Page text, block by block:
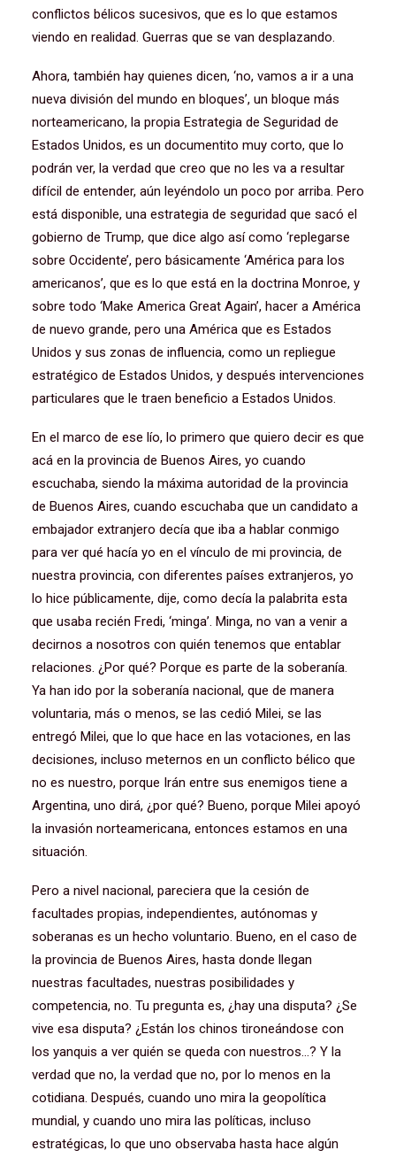
conflictos bélicos sucesivos, que es lo que estamos
viendo en realidad. Guerras que se van desplazando.
Ahora, también hay quienes dicen, ‘no, vamos a ir a una
nueva división del mundo en bloques’, un bloque más
norteamericano, la propia Estrategia de Seguridad de
Estados Unidos, es un documentito muy corto, que lo
podrán ver, la verdad que creo que no les va a resultar
difícil de entender, aún leyéndolo un poco por arriba. Pero
está disponible, una estrategia de seguridad que sacó el
gobierno de Trump, que dice algo así como ‘replegarse
sobre Occidente’, pero básicamente ‘América para los
americanos’, que es lo que está en la doctrina Monroe, y
sobre todo ‘Make America Great Again’, hacer a América
de nuevo grande, pero una América que es Estados
Unidos y sus zonas de influencia, como un repliegue
estratégico de Estados Unidos, y después intervenciones
particulares que le traen beneficio a Estados Unidos.
En el marco de ese lío, lo primero que quiero decir es que
acá en la provincia de Buenos Aires, yo cuando
escuchaba, siendo la máxima autoridad de la provincia
de Buenos Aires, cuando escuchaba que un candidato a
embajador extranjero decía que iba a hablar conmigo
para ver qué hacía yo en el vínculo de mi provincia, de
nuestra provincia, con diferentes países extranjeros, yo
lo hice públicamente, dije, como decía la palabrita esta
que usaba recién Fredi, ‘minga’. Minga, no van a venir a
decirnos a nosotros con quién tenemos que entablar
relaciones. ¿Por qué? Porque es parte de la soberanía.
Ya han ido por la soberanía nacional, que de manera
voluntaria, más o menos, se las cedió Milei, se las
entregó Milei, que lo que hace en las votaciones, en las
decisiones, incluso meternos en un conflicto bélico que
no es nuestro, porque Irán entre sus enemigos tiene a
Argentina, uno dirá, ¿por qué? Bueno, porque Milei apoyó
la invasión norteamericana, entonces estamos en una
situación.
Pero a nivel nacional, pareciera que la cesión de
facultades propias, independientes, autónomas y
soberanas es un hecho voluntario. Bueno, en el caso de
la provincia de Buenos Aires, hasta donde llegan
nuestras facultades, nuestras posibilidades y
competencia, no. Tu pregunta es, ¿hay una disputa? ¿Se
vive esa disputa? ¿Están los chinos tironeándose con
los yanquis a ver quién se queda con nuestros…? Y la
verdad que no, la verdad que no, por lo menos en la
cotidiana. Después, cuando uno mira la geopolítica
mundial, y cuando uno mira las políticas, incluso
estratégicas, lo que uno observaba hasta hace algún